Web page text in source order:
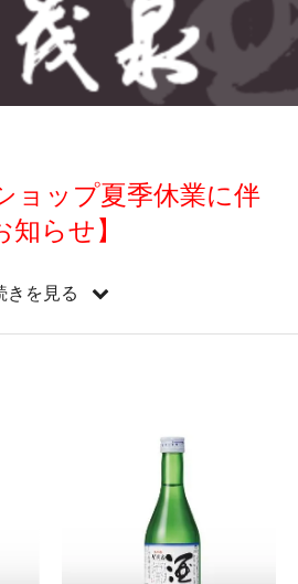
ョップ夏季休業に伴
らせ】
ます。
発送およびお問い合わせへのご
したご注文・お問い合わせにつ
火）より順次対応・発送させて
惑をおかけいたしますが、何卒
願い申し上げます。
きを見る